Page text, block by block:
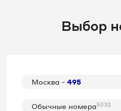
Выбор
Москва - 495
Обычные номера5032